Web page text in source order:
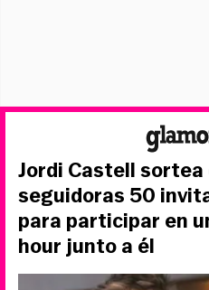
Jordi Castell
seguidoras 50
para participar en
hour junto a él